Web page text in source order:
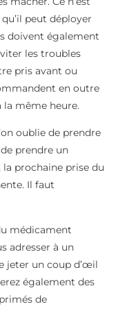
peut déployer
doivent également
les troubles
pris avant ou
en outre
même heure.
oublie de prendre
prendre un
prochaine prise du
Il faut
médicament
adresser à un
jeter un coup d’œil
également des
de